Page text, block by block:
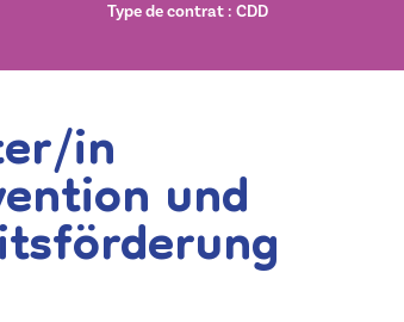
Type de contrat : CDD
​in und